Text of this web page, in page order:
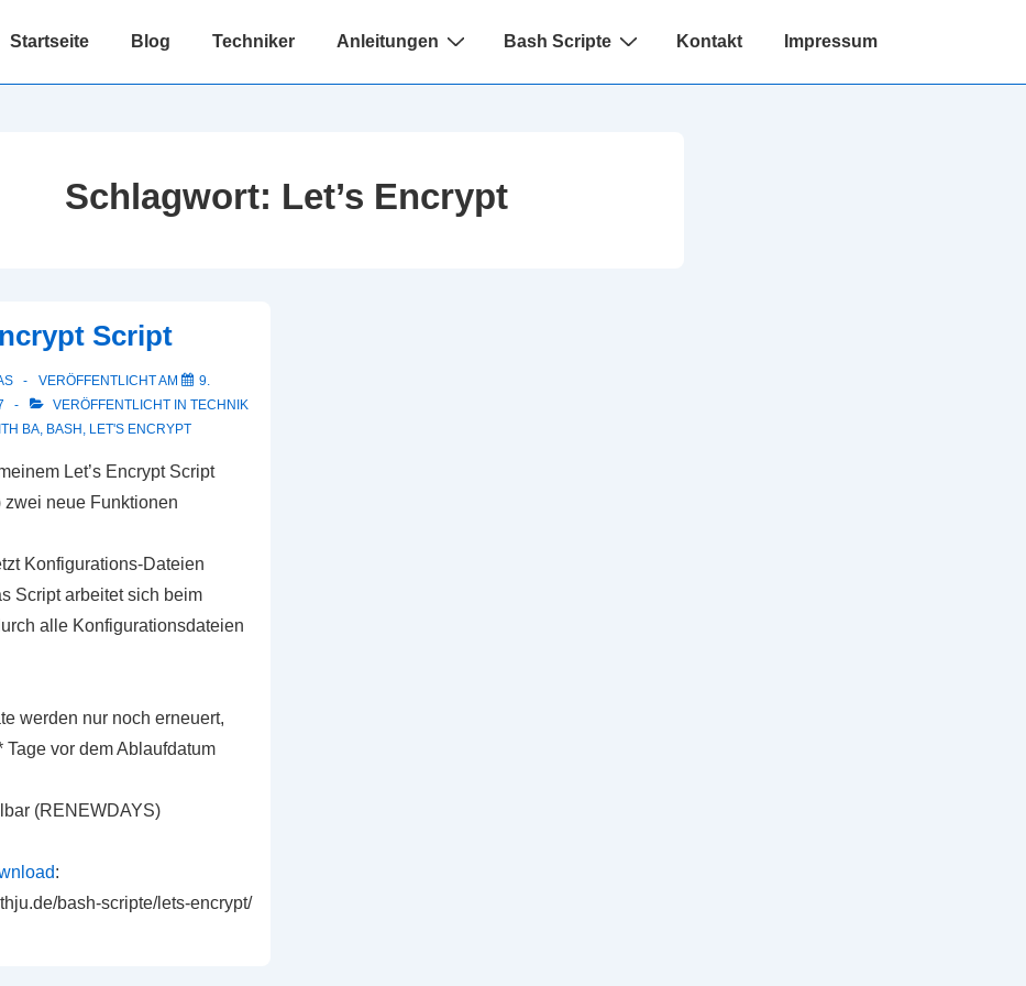
Startseite Blog Techniker Anleitungen Bash Scripte Kontakt Impressum
Schlagwort: Let’s Encrypt
Script
VERÖFFENTLICHT AM
9.
VERÖFFENTLICHT IN TECHNIK
BA, BASH , LET'S ENCRYPT
Let’s Encrypt Script
zwei neue Funktionen
Konfigurations-Dateien
Script arbeitet sich beim
alle Konfigurationsdateien
werden nur noch erneuert,
Tage vor dem Ablaufdatum
(RENEWDAYS)
:
bash-scripte/lets-encrypt/